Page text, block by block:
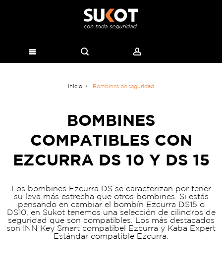
Inicio Bombines de seguridad
BOMBINES
COMPATIBLES CON
EZCURRA DS 10 Y DS 15
Los bombines Ezcurra DS se caracterizan por tener
su leva más estrecha que otros bombines. Si estás
pensando en cambiar el bombín Ezcurra DS15 o
DS10, en Sukot tenemos una selección de cilindros de
seguridad que son compatibles. Los más destacados
son INN Key Smart compatibel Ezcurra y Kaba Expert
Estándar compatible Ezcurra.